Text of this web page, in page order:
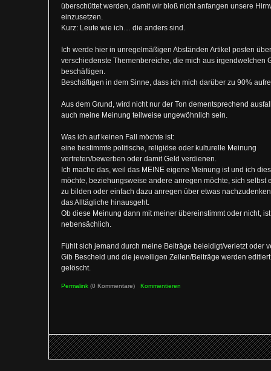
überschüttet werden, damit wir bloß nicht anfangen unsere
einzusetzen.
Kurz: Leute wie ich… die anders sind.
Ich werde hier in unregelmäßigen Abständen Artikel posten über
verschiedenste Themenbereiche, die mich aus irgendwelchen
beschäftigen.
Beschäftigen in dem Sinne, dass ich mich darüber zu 90%
Aus dem Grund, wird nicht nur der Ton dementsprechend
auch meine Meinung teilweise ungewöhnlich sein.
Was ich auf keinen Fall möchte ist:
eine bestimmte politische, religiöse oder kulturelle Meinung
vertreten/bewerben oder damit Geld verdienen.
Ich mache das, weil das MEINE eigene Meinung ist und ich
möchte, beziehungsweise andere anregen möchte, sich selbst
zu bilden oder einfach dazu anregen über etwas
das Alltägliche hinausgeht.
Ob diese Meinung dann mit meiner übereinstimmt oder nicht, ist
nebensächlich.
Fühlt sich jemand durch meine Beiträge beleidigt/verletzt oder
Gib Bescheid und die jeweiligen Zeilen/Beiträge werden
gelöscht.
Permalink (0 Kommentare) Kommentieren